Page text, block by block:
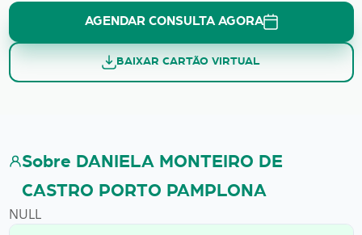
AGENDAR CONSULTA AGORA
BAIXAR CARTÃO VIRTUAL
Sobre DANIELA MONTEIRO DE
CASTRO PORTO PAMPLONA
NULL